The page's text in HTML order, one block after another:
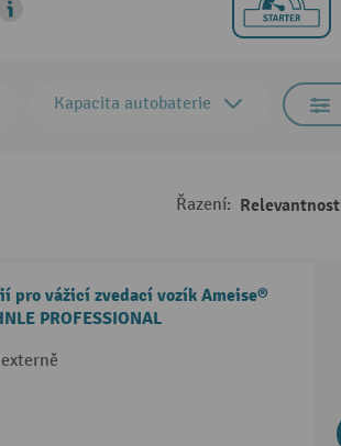
Kapacita autobaterie
Řazení: Relevantnost
pro vážicí zvedací vozík Ameise®
PROFESSIONAL